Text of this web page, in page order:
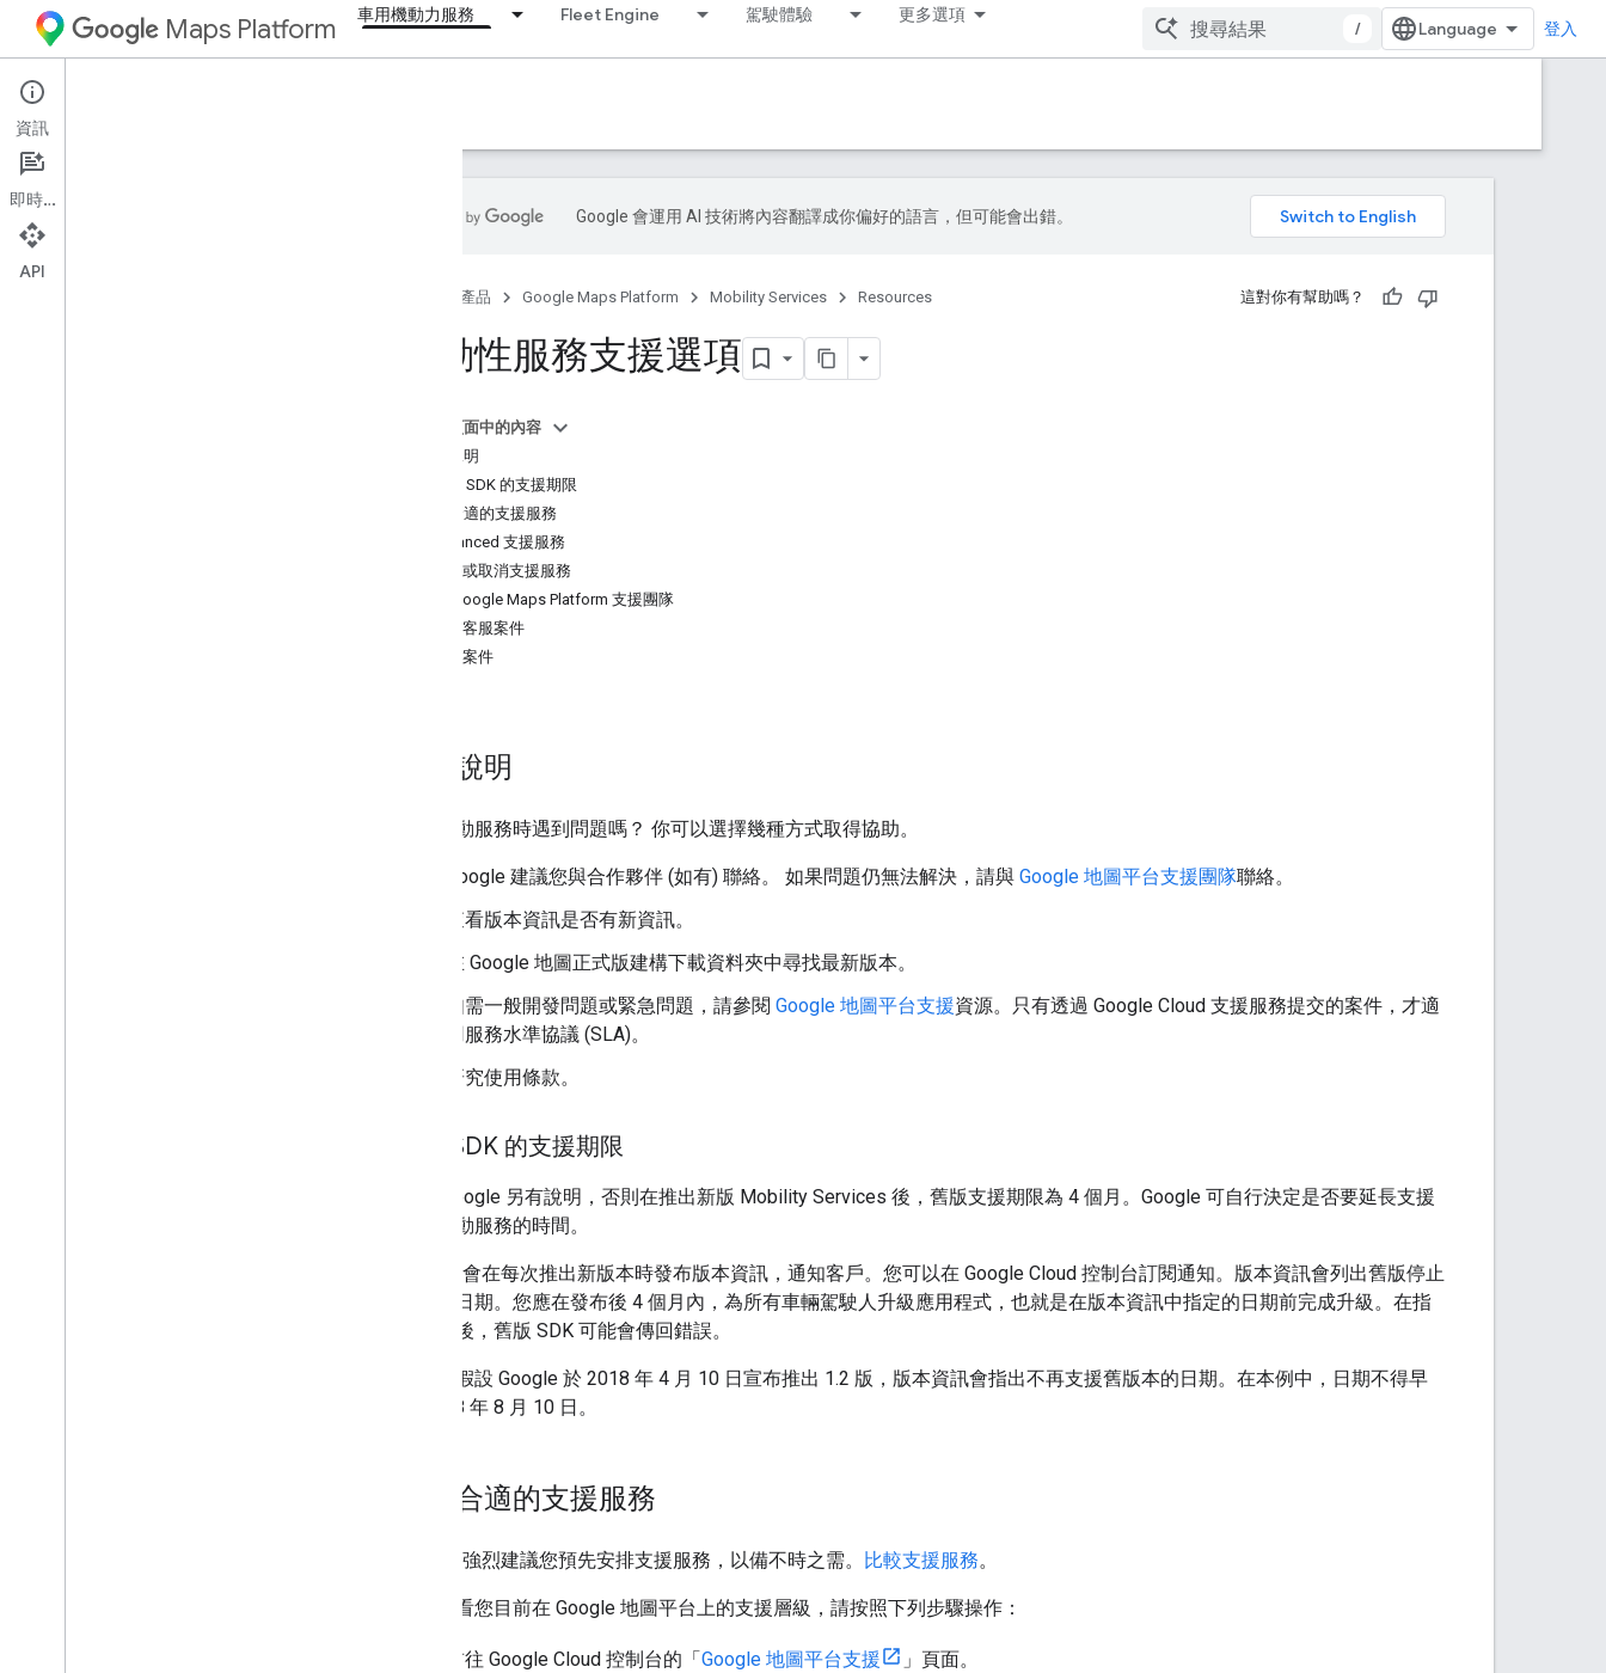
Maps Platform 車用機動力服務 Fleet Engine 駕駛體驗 更多選項
/ 登入
Mobility Services
總覽
Google 會運用 AI 技術將內容翻譯成你偏好的語言，但可能會出錯。
產品 Google Maps Platform Mobility Services Resources 這對你有幫助嗎？
行動性服務支援選項
這個頁面中的內容
取得說明
舊版 SDK 的支援期限
決定合適的支援服務
Enhanced 支援服務
申請或取消支援服務
聯絡 Google Maps Platform 支援團隊
建立客服案件
管理案件
取得說明
使用行動服務時遇到問題嗎？ 你可以選擇幾種方式取得協助。
Google 建議您與合作夥伴 (如有) 聯絡。 如果問題仍無法解決，請與 Google 地圖平台支援團隊聯絡。
查看版本資訊是否有新資訊。
在 Google 地圖正式版建構下載資料夾中尋找最新版本。
如需一般開發問題或緊急問題，請參閱 Google 地圖平台支援資源。只有透過 Google Cloud 支援服務提交的案件，才適
用服務水準協議 (SLA)。
研究使用條款。
舊版 SDK 的支援期限
除非 Google 另有說明，否則在推出新版 Mobility Services 後，舊版支援期限為 4 個月。Google 可自行決定是否要延長支援
舊版行動服務的時間。
Google 會在每次推出新版本時發布版本資訊，通知客戶。您可以在 Google Cloud 控制台訂閱通知。版本資訊會列出舊版停止
支援的日期。您應在發布後 4 個月內，為所有車輛駕駛人升級應用程式，也就是在版本資訊中指定的日期前完成升級。在指
定日期後，舊版 SDK 可能會傳回錯誤。
範例：假設 Google 於 2018 年 4 月 10 日宣布推出 1.2 版，版本資訊會指出不再支援舊版本的日期。在本例中，日期不得早
於 2018 年 8 月 10 日。
決定合適的支援服務
Google 強烈建議您預先安排支援服務，以備不時之需。 比較支援服務。
如要查看您目前在 Google 地圖平台上的支援層級，請按照下列步驟操作：
前往 Google Cloud 控制台的「Google 地圖平台支援
」頁面。
資訊
即時通訊
API